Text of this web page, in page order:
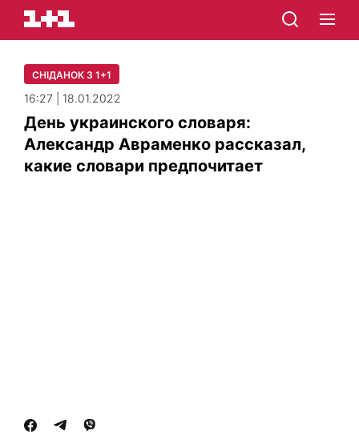
СНІДАНОК З 1+1
16:27 | 18.01.2022
День украинского словаря:
Александр Авраменко рассказал,
какие словари предпочитает